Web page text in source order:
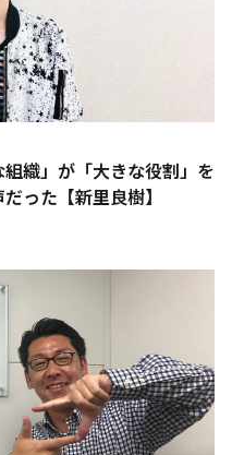
織」が「大きな役割」を
った【新里良樹】